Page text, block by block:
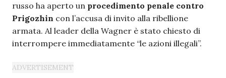
russo ha aperto un procedimento penale contro
Prigozhin con l’accusa di invito alla ribellione
armata. Al leader della Wagner è stato chiesto di
interrompere immediatamente “le azioni illegali”.